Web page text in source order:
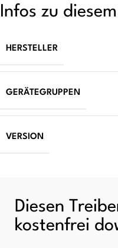
Infos zu
HERSTELLER
GERÄTEGRUPPEN
VERSION
Diesen
kostenfrei